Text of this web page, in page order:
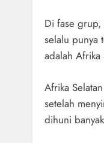
Di fase grup,
selalu punya
adalah Afrika
Afrika
setelah
dihuni